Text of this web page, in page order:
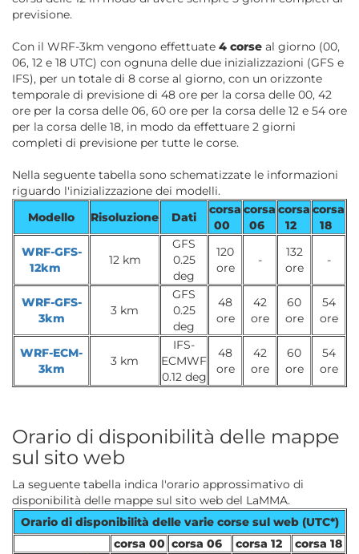
previsione.
Con il WRF-3km vengono effettuate 4 corse al giorno (00,
06, 12 e 18 UTC) con ognuna delle due inizializzazioni (GFS e
IFS), per un totale di 8 corse al giorno, con un orizzonte
temporale di previsione di 48 ore per la corsa delle 00, 42
ore per la corsa delle 06, 60 ore per la corsa delle 12 e 54 ore
per la corsa delle 18, in modo da effettuare 2 giorni
completi di previsione per tutte le corse.
Nella seguente tabella sono schematizzate le informazioni
riguardo l'inizializzazione dei modelli.
Modello
Risoluzione Dati
corsa
00
corsa
06
corsa
12
corsa
18
WRF-GFS-
12km
12 km
GFS
0.25
deg
120
ore
-
132
ore
-
WRF-GFS-
3km
3 km
GFS
0.25
deg
48
ore
42
ore
60
ore
54
ore
WRF-ECM-
3km
3 km
IFS-
ECMWF
0.12 deg
48
ore
42
ore
60
ore
54
ore
Orario di disponibilità delle mappe
sul sito web
La seguente tabella indica l'orario approssimativo di
disponibilità delle mappe sul sito web del LaMMA.
Orario di disponibilità delle varie corse sul web (UTC*)
corsa 00 corsa 06 corsa 12
corsa 18